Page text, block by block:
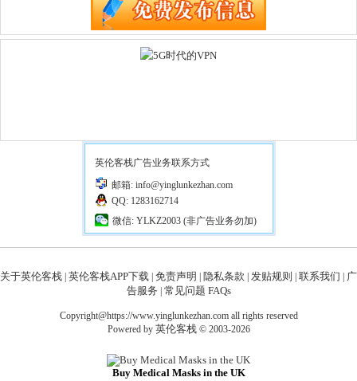
英伦客栈广告业务联系方式
邮箱: info@yinglunkezhan.com
QQ: 1283162714
微信: YLKZ2003 (非广告业务勿加)
关于英伦客栈 英伦客栈APP下载 免责声明 隐私条款 发贴规则 联系我们
广
告服务 常见问题 FAQs
Copyright@https://www.yinglunkezhan.com all rights reserved
Powered by 英伦客栈 © 2003-2026
Buy Medical Masks in the UK